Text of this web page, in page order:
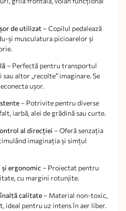
de utilizat – Copilul pedalează
și musculatura picioarelor și
– Perfectă pentru transportul
altor „recolte” imaginare. Se
ușor.
– Potrivite pentru diverse
iarbă, alei de grădină sau curte.
al direcției – Oferă senzația
imaginația și simțul
ergonomic – Proiectat pentru
cu margini rotunjite.
calitate – Material non-toxic,
ideal pentru uz intens în aer liber.